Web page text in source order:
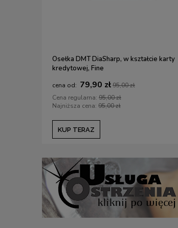
Osełka DMT DiaSharp, w kształcie karty
kredytowej, Fine
79,90 zł95,00 zł
Cena regularna: 95,00 zł
Najniższa cena: 95,00 zł
KUP TERAZ